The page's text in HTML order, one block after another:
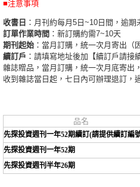
■注意事項
收書日 ：月刊約每月5日~10日間，逾
訂單作業時間 ：新訂購約需7~10天
期刊起始 ：當月訂購，統一次月寄出
續訂戶 ：請填寫地址後加【續訂戶請接續
雜誌贈品，當月訂購，統一次月底寄出，
收到雜誌當日起，七日內可辦理退訂，
品名
先探投資週刊一年52期續訂(請提供續訂編
先探投資週刊一年52期
先探投資週刊半年26期